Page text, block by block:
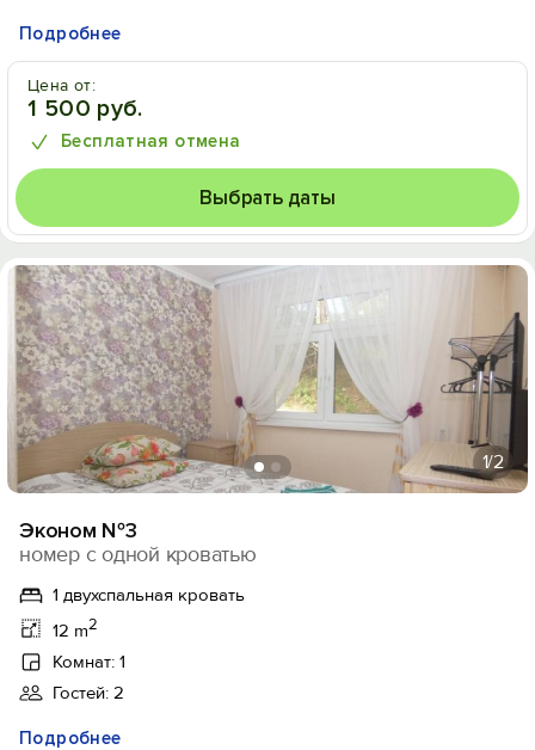
Подробнее
Цена от:
1 500 руб.
Бесплатная отмена
Выбрать даты
1/2
Эконом №3
номер с одной кроватью
1 двухспальная кровать
12 m2
Комнат: 1
Гостей: 2
Подробнее